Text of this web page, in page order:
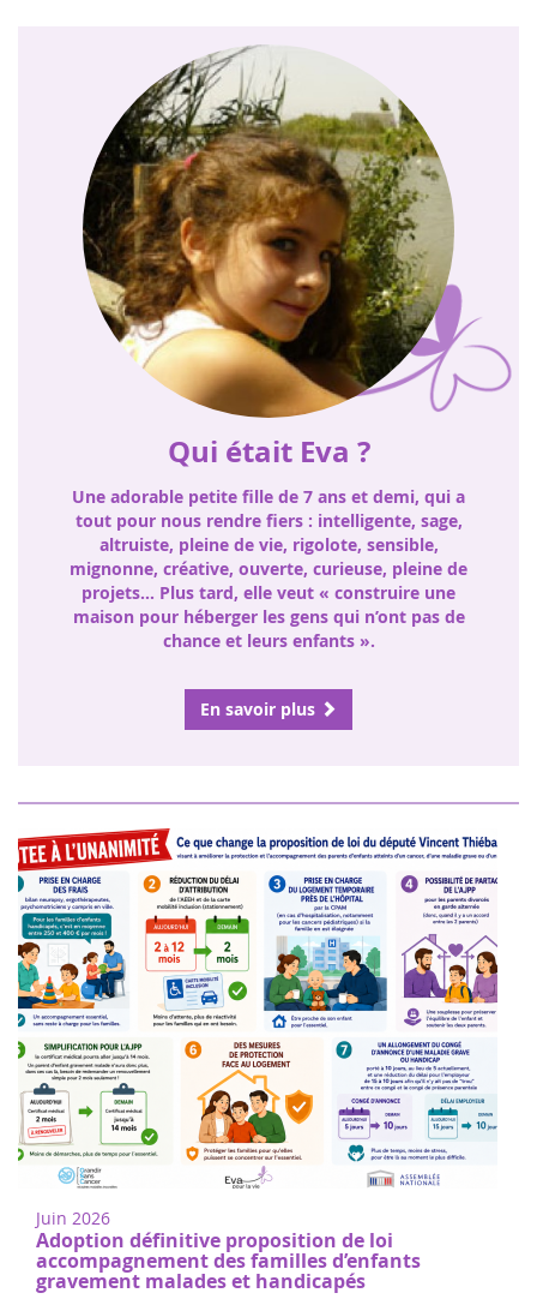
Qui était Eva ?
Une adorable petite fille de 7 ans et demi, qui a
tout pour nous rendre fiers : intelligente, sage,
altruiste, pleine de vie, rigolote, sensible,
mignonne, créative, ouverte, curieuse, pleine de
projets… Plus tard, elle veut « construire une
maison pour héberger les gens qui n’ont pas de
chance et leurs enfants ».
En savoir plus
Juin 2026
Adoption définitive proposition de loi
accompagnement des familles d’enfants
gravement malades et handicapés